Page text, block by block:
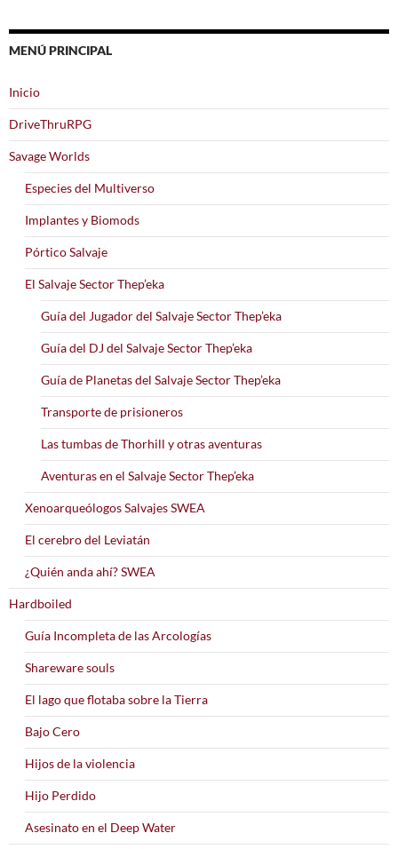
MENÚ PRINCIPAL
Inicio
DriveThruRPG
Savage Worlds
Especies del Multiverso
Implantes y Biomods
Pórtico Salvaje
El Salvaje Sector Thep’eka
Guía del Jugador del Salvaje Sector Thep’eka
Guía del DJ del Salvaje Sector Thep’eka
Guía de Planetas del Salvaje Sector Thep’eka
Transporte de prisioneros
Las tumbas de Thorhill y otras aventuras
Aventuras en el Salvaje Sector Thep’eka
Xenoarqueólogos Salvajes SWEA
El cerebro del Leviatán
¿Quién anda ahí? SWEA
Hardboiled
Guía Incompleta de las Arcologías
Shareware souls
El lago que flotaba sobre la Tierra
Bajo Cero
Hijos de la violencia
Hijo Perdido
Asesinato en el Deep Water